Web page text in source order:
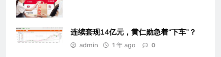
连续套现14亿元，黄仁勋急着“下车”？
admin 1 年 ago 0